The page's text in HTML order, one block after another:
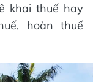
khai thuế hay
hoàn thuế